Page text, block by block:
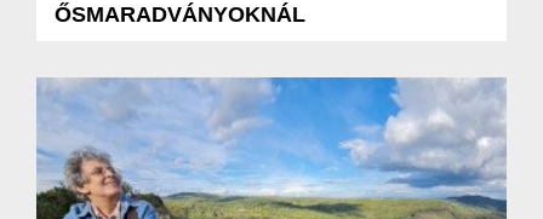
ŐSMARADVÁNYOKNÁL